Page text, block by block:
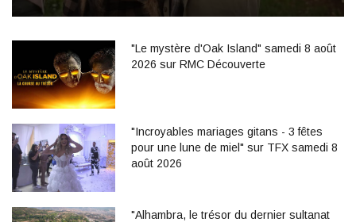
"Le mystère d'Oak Island" samedi 8 août
2026 sur RMC Découverte
"Incroyables mariages gitans - 3 fêtes
pour une lune de miel" sur TFX samedi 8
août 2026
"Alhambra, le trésor du dernier sultanat